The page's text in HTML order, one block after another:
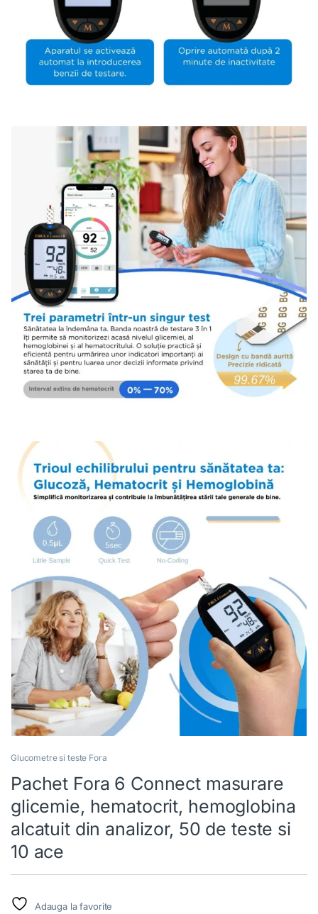
Glucometre si teste Fora
Pachet Fora 6 Connect masurare
glicemie, hematocrit, hemoglobina
alcatuit din analizor, 50 de teste si
10 ace
Adauga la favorite